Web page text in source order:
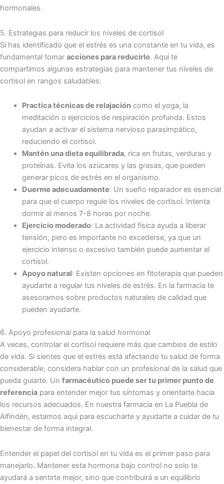
hormonales.
5. Estrategias para reducir los niveles de cortisol
Si has identificado que el estrés es una constante en tu vida, es
fundamental tomar acciones para reducirlo. Aquí te
compartimos algunas estrategias para mantener tus niveles de
cortisol en rangos saludables:
Practica técnicas de relajacióncomo el yoga, la
meditación o ejercicios de respiración profunda. Estos
ayudan a activar el sistema nervioso parasimpático,
reduciendo el cortisol.
Mantén una dieta equilibrada, rica en frutas, verduras y
proteínas. Evita los azúcares y las grasas, que pueden
generar picos de estrés en el organismo.
Duerme adecuadamente: Un sueño reparador es esencial
para que el cuerpo regule los niveles de cortisol. Intenta
dormir al menos 7-8 horas por noche.
Ejercicio moderado: La actividad física ayuda a liberar
tensión, pero es importante no excederse, ya que un
ejercicio intenso o excesivo también puede aumentar el
cortisol.
Apoyo natural: Existen opciones en fitoterapia que pueden
ayudarte a regular tus niveles de estrés. En la farmacia te
asesoramos sobre productos naturales de calidad que
pueden ayudarte.
6. Apoyo profesional para la salud hormonal
A veces, controlar el cortisol requiere más que cambios de estilo
de vida. Si sientes que el estrés está afectando tu salud de forma
considerable, considera hablar con un profesional de la salud que
pueda guiarte. Un farmacéutico puede ser tu primer punto de
referencia para entender mejor tus síntomas y orientarte hacia
los recursos adecuados. En nuestra farmacia en La Puebla de
Alfindén, estamos aquí para escucharte y ayudarte a cuidar de tu
bienestar de forma integral.
Entender el papel del cortisol en tu vida es el primer paso para
manejarlo. Mantener esta hormona bajo control no solo te
ayudará a sentirte mejor, sino que contribuirá a un equilibrio